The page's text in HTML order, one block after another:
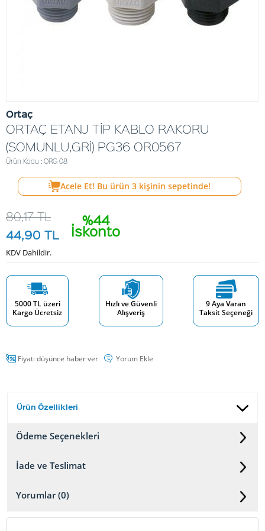
Ortaç
ORTAÇ ETANJ TİP KABLO RAKORU
(SOMUNLU,GRİ) PG36 OR0567
Ürün Kodu : ORG 08
Acele Et! Bu ürün 3 kişinin sepetinde!
%44
İskonto
80,17TL
44,90 TL
KDV Dahildir.
5000 TL üzeri
Kargo Ücretsiz
Hızlı ve Güvenli
Alışveriş
9 Aya Varan
Taksit Seçeneği
Fiyatı düşünce haber ver Yorum Ekle
Ürün Özellikleri
Ödeme Seçenekleri
İade ve Teslimat
Yorumlar (0)